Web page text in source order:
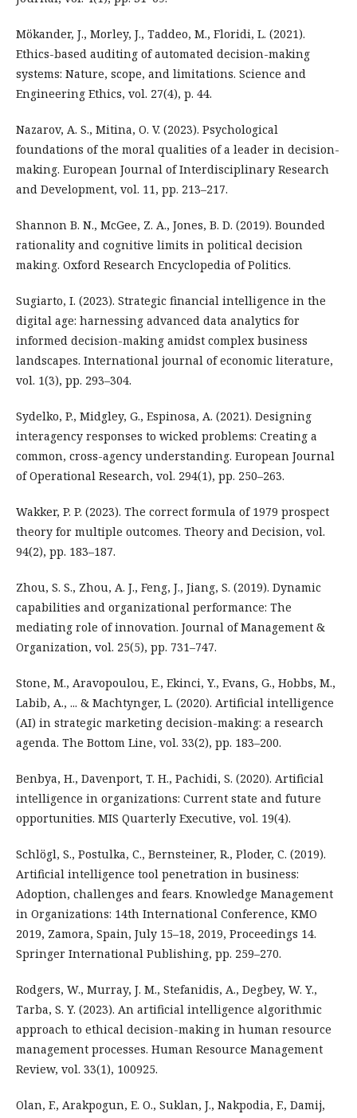
Mökander, J., Morley, J., Taddeo, M., Floridi, L. (2021).
Ethics-based auditing of automated decision-making
systems: Nature, scope, and limitations. Science and
Engineering Ethics, vol. 27(4), p. 44.
Nazarov, A. S., Mitina, O. V. (2023). Psychological
foundations of the moral qualities of a leader in decision-
making. European Journal of Interdisciplinary Research
and Development, vol. 11, pp. 213–217.
Shannon B. N., McGee, Z. A., Jones, B. D. (2019). Bounded
rationality and cognitive limits in political decision
making. Oxford Research Encyclopedia of Politics.
Sugiarto, I. (2023). Strategic financial intelligence in the
digital age: harnessing advanced data analytics for
informed decision-making amidst complex business
landscapes. International journal of economic literature,
vol. 1(3), pp. 293–304.
Sydelko, P., Midgley, G., Espinosa, A. (2021). Designing
interagency responses to wicked problems: Creating a
common, cross-agency understanding. European Journal
of Operational Research, vol. 294(1), pp. 250–263.
Wakker, P. P. (2023). The correct formula of 1979 prospect
theory for multiple outcomes. Theory and Decision, vol.
94(2), pp. 183–187.
Zhou, S. S., Zhou, A. J., Feng, J., Jiang, S. (2019). Dynamic
capabilities and organizational performance: The
mediating role of innovation. Journal of Management &
Organization, vol. 25(5), pp. 731–747.
Stone, M., Aravopoulou, E., Ekinci, Y., Evans, G., Hobbs, M.,
Labib, A., ... & Machtynger, L. (2020). Artificial intelligence
(AI) in strategic marketing decision-making: a research
agenda. The Bottom Line, vol. 33(2), pp. 183–200.
Benbya, H., Davenport, T. H., Pachidi, S. (2020). Artificial
intelligence in organizations: Current state and future
opportunities. MIS Quarterly Executive, vol. 19(4).
Schlögl, S., Postulka, C., Bernsteiner, R., Ploder, C. (2019).
Artificial intelligence tool penetration in business:
Adoption, challenges and fears. Knowledge Management
in Organizations: 14th International Conference, KMO
2019, Zamora, Spain, July 15–18, 2019, Proceedings 14.
Springer International Publishing, pp. 259–270.
Rodgers, W., Murray, J. M., Stefanidis, A., Degbey, W. Y.,
Tarba, S. Y. (2023). An artificial intelligence algorithmic
approach to ethical decision-making in human resource
management processes. Human Resource Management
Review, vol. 33(1), 100925.
Olan, F., Arakpogun, E. O., Suklan, J., Nakpodia, F., Damij,